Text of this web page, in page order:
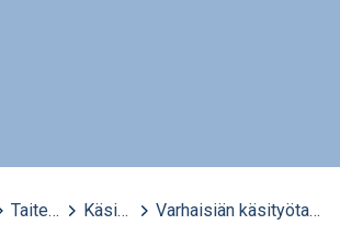
Taiteen perusopetus (TPO) Käsityötaide Varhaisiän käsityötaidekasvatus 5-6-vuotiaille